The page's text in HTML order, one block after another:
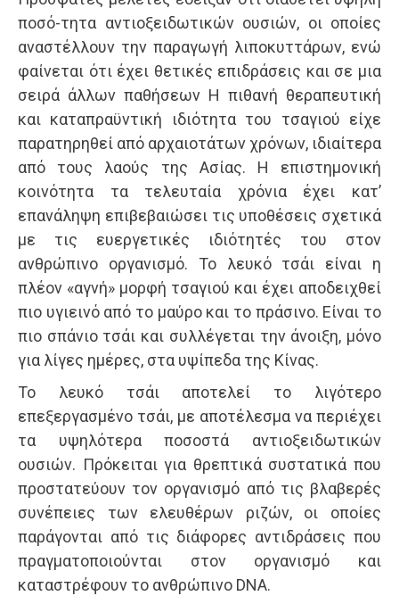
ποσό-τητα αντιοξειδωτικών ουσιών, οι οποίες
αναστέλλουν την παραγωγή λιποκυττάρων, ενώ
φαίνεται ότι έχει θετικές επιδράσεις και σε μια
σειρά άλλων παθήσεων Η πιθανή θεραπευτική
και καταπραϋντική ιδιότητα του τσαγιού είχε
παρατηρηθεί από αρχαιοτάτων χρόνων, ιδιαίτερα
από τους λαούς της Ασίας. Η επιστημονική
κοινότητα τα τελευταία χρόνια έχει κατ’
επανάληψη επιβεβαιώσει τις υποθέσεις σχετικά
με τις ευεργετικές ιδιότητές του στον
ανθρώπινο οργανισμό. Το λευκό τσάι είναι η
πλέον «αγνή» μορφή τσαγιού και έχει αποδειχθεί
πιο υγιεινό από το μαύρο και το πράσινο. Είναι το
πιο σπάνιο τσάι και συλλέγεται την άνοιξη, μόνο
για λίγες ημέρες, στα υψίπεδα της Κίνας.
Το λευκό τσάι αποτελεί το λιγότερο
επεξεργασμένο τσάι, με αποτέλεσμα να περιέχει
τα υψηλότερα ποσοστά αντιοξειδωτικών
ουσιών. Πρόκειται για θρεπτικά συστατικά που
προστατεύουν τον οργανισμό από τις βλαβερές
συνέπειες των ελευθέρων ριζών, οι οποίες
παράγονται από τις διάφορες αντιδράσεις που
πραγματοποιούνται στον οργανισμό και
καταστρέφουν το ανθρώπινο DNA.